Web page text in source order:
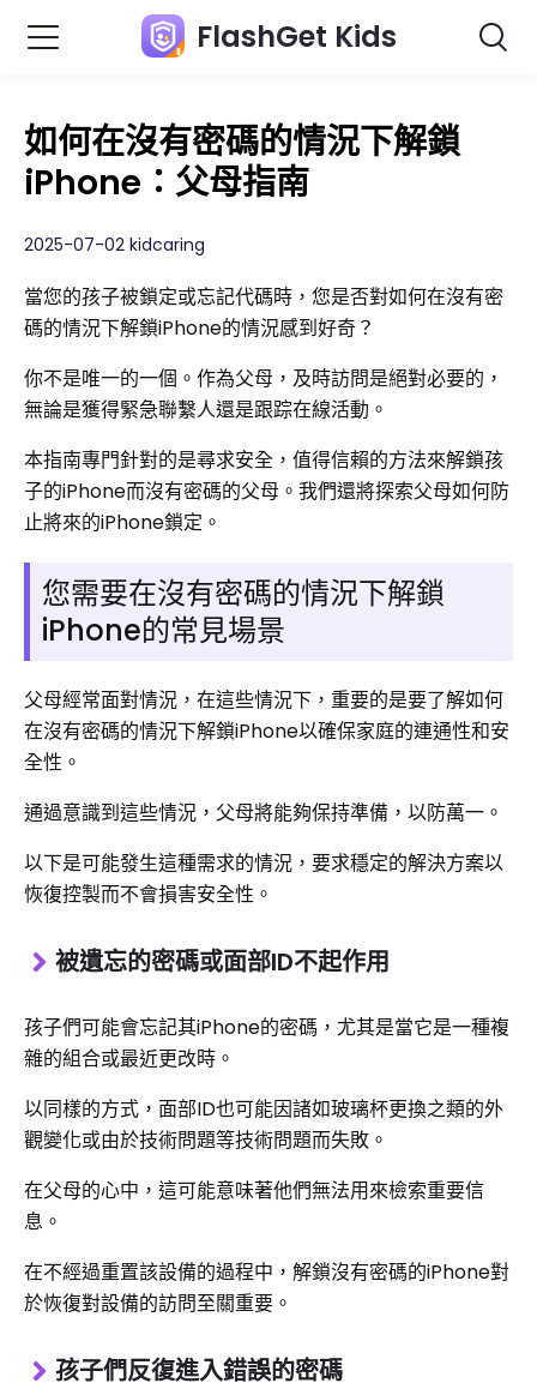
FlashGet Kids
如何在沒有密碼的情況下解鎖
iPhone：父母指南
2025-07-02 kidcaring
當您的孩子被鎖定或忘記代碼時，您是否對如何在沒有密
碼的情況下解鎖iPhone的情況感到好奇？
你不是唯一的一個。作為父母，及時訪問是絕對必要的，
無論是獲得緊急聯繫人還是跟踪在線活動。
本指南專門針對的是尋求安全，值得信賴的方法來解鎖孩
子的iPhone而沒有密碼的父母。我們還將探索父母如何防
止將來的iPhone鎖定。
您需要在沒有密碼的情況下解鎖
iPhone的常見場景
父母經常面對情況，在這些情況下，重要的是要了解如何
在沒有密碼的情況下解鎖iPhone以確保家庭的連通性和安
全性。
通過意識到這些情況，父母將能夠保持準備，以防萬一。
以下是可能發生這種需求的情況，要求穩定的解決方案以
恢復控製而不會損害安全性。
被遺忘的密碼或面部ID不起作用
孩子們可能會忘記其iPhone的密碼，尤其是當它是一種複
雜的組合或最近更改時。
以同樣的方式，面部ID也可能因諸如玻璃杯更換之類的外
觀變化或由於技術問題等技術問題而失敗。
在父母的心中，這可能意味著他們無法用來檢索重要信
息。
在不經過重置該設備的過程中，解鎖沒有密碼的iPhone對
於恢復對設備的訪問至關重要。
孩子們反復進入錯誤的密碼